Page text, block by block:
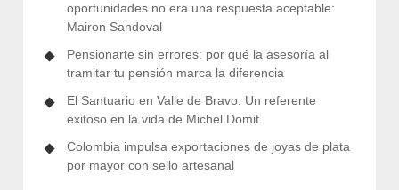
oportunidades no era una respuesta aceptable:
Mairon Sandoval
Pensionarte sin errores: por qué la asesoría al
tramitar tu pensión marca la diferencia
El Santuario en Valle de Bravo: Un referente
exitoso en la vida de Michel Domit
Colombia impulsa exportaciones de joyas de plata
por mayor con sello artesanal